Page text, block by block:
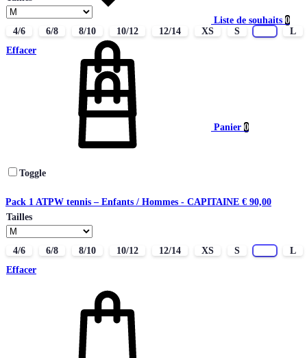
Liste de souhaits 0
Panier 0
4/6 6/8 8/10 10/12 12/14 XS S
L
Effacer
Toggle
Pack 1 ATPW tennis – Enfants / Hommes - CAPITAINE € 90,00
Tailles
4/6 6/8 8/10 10/12 12/14 XS S
L
Effacer